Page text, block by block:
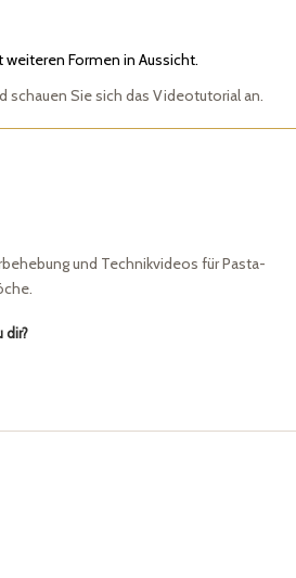
Formen in Aussicht.
schauen Sie sich das Videotutorial an.
und Technikvideos für Pasta-
dir?